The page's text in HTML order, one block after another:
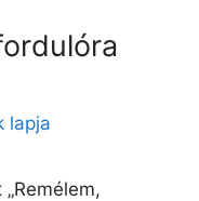
lapja